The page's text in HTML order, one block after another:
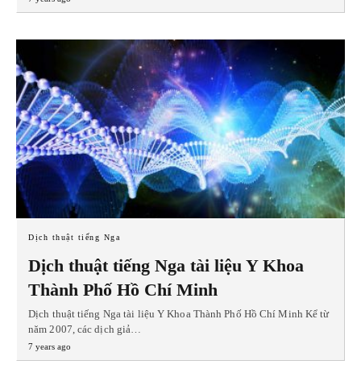
Dịch thuật tiếng Nga
Dịch thuật tiếng Nga tài liệu Y Khoa
Thành Phố Hồ Chí Minh
Dịch thuật tiếng Nga tài liệu Y Khoa Thành Phố Hồ Chí Minh Kể từ
năm 2007, các dịch giả…
7 years ago